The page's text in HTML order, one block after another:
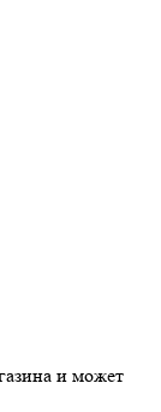
и может